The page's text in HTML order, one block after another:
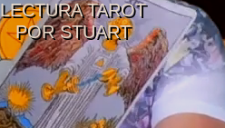
LECTURA TAROT
POR STUART